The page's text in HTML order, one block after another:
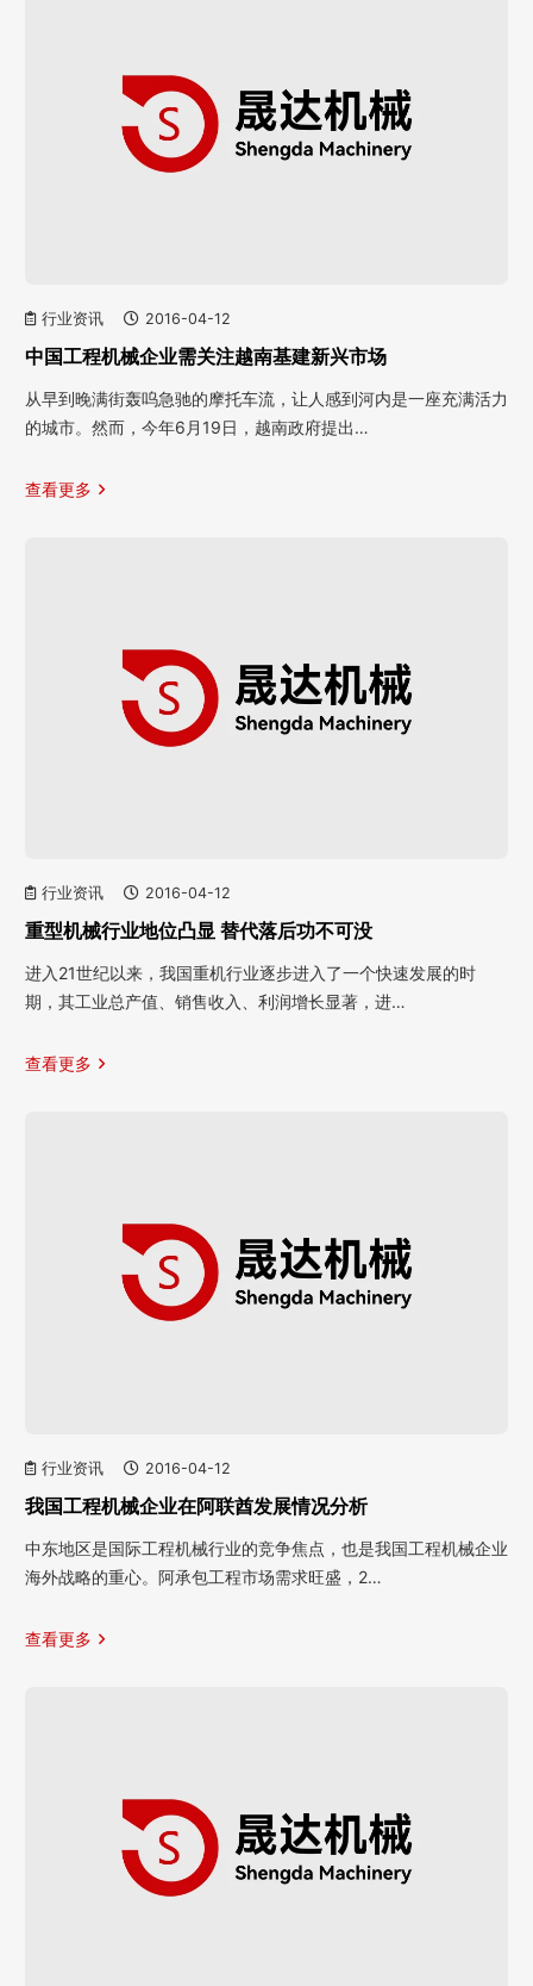
行业资讯 2016-04-12
中国工程机械企业需关注越南基建新兴市场
从早到晚满街轰呜急驰的摩托车流，让人感到河内是一座充满活力
的城市。然而，今年6月19日，越南政府提出…
查看更多
行业资讯 2016-04-12
重型机械行业地位凸显 替代落后功不可没
进入21世纪以来，我国重机行业逐步进入了一个快速发展的时
期，其工业总产值、销售收入、利润增长显著，进…
查看更多
行业资讯 2016-04-12
我国工程机械企业在阿联酋发展情况分析
中东地区是国际工程机械行业的竞争焦点，也是我国工程机械企业
海外战略的重心。阿承包工程市场需求旺盛，2…
查看更多